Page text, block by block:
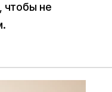
чтобы не